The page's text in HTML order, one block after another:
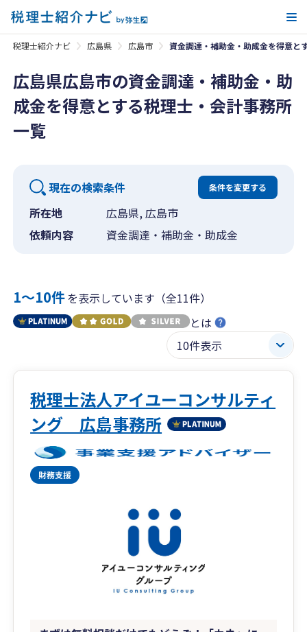
税理士紹介ナビ 広島県 広島市 資金調達・補助金・助成金を得意と
広島県広島市の資金調達・補助金・助
成金を得意とする税理士・会計事務所
一覧
現在の検索条件 条件を変更する
所在地
広島県, 広島市
依頼内容
資金調達・補助金・助成金
1〜10件を表示しています（全11件）
とは
税理士法人アイユーコンサルティ
ング 広島事務所